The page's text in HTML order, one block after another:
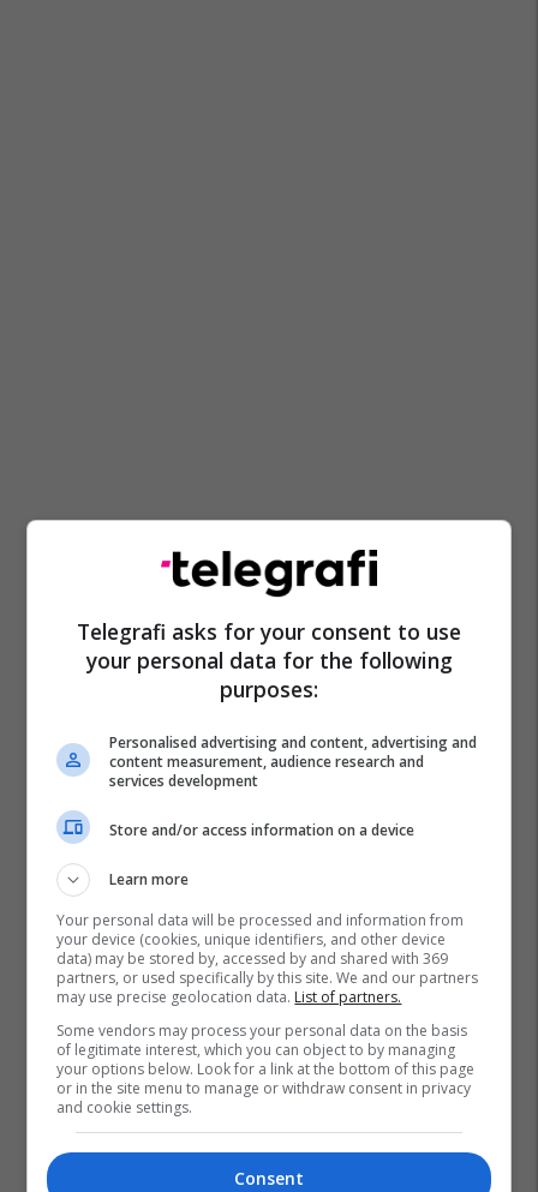
Telegrafi asks for your consent to use
your personal data for the following
purposes:
Personalised advertising and content, advertising and
content measurement, audience research and
services development
Store and/or access information on a device
Learn more
Your personal data will be processed and information from
your device (cookies, unique identifiers, and other device
data) may be stored by, accessed by and shared with 369
partners, or used specifically by this site. We and our partners
may use precise geolocation data. List of partners.
Some vendors may process your personal data on the basis
of legitimate interest, which you can object to by managing
your options below. Look for a link at the bottom of this page
or in the site menu to manage or withdraw consent in privacy
and cookie settings.
Consent